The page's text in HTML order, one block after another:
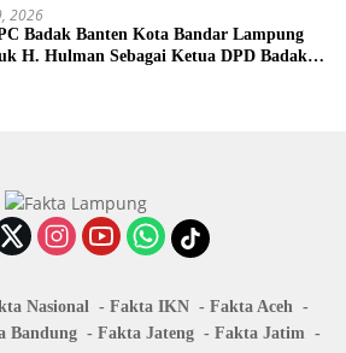
2026
Badak Banten Kota Bandar Lampung
H. Hulman Sebagai Ketua DPD Badak
Nasional Fakta IKN
Fakta Aceh
Bandung Fakta Jateng
Fakta Jatim